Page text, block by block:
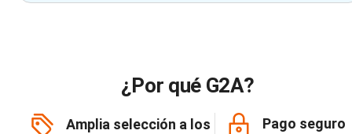
¿Por qué G2A?
Amplia selección a los
Pago seguro